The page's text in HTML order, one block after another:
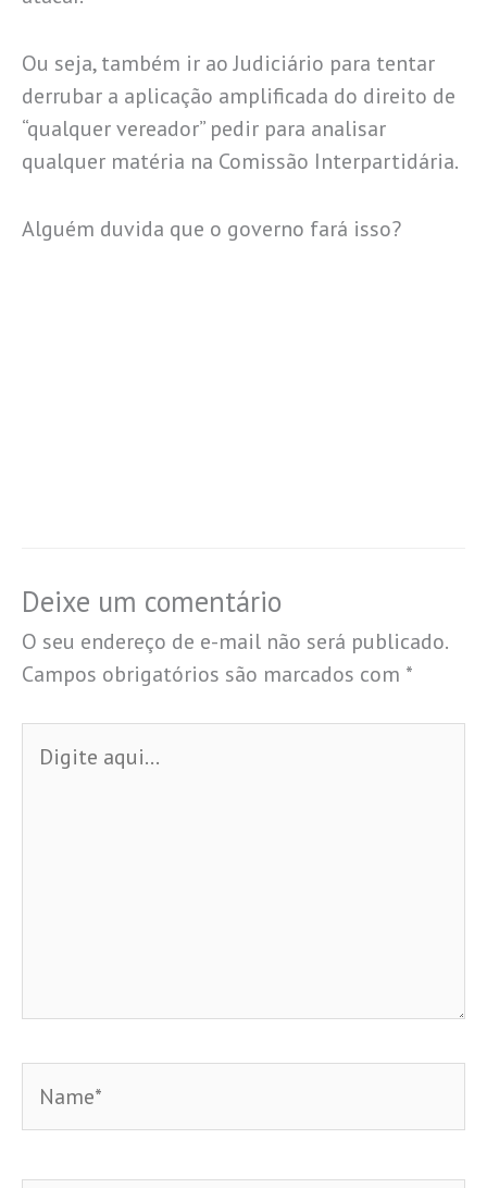
Ou seja, também ir ao Judiciário para tentar
derrubar a aplicação amplificada do direito de
“qualquer vereador” pedir para analisar
qualquer matéria na Comissão Interpartidária.
Alguém duvida que o governo fará isso?
Deixe um comentário
O seu endereço de e-mail não será publicado.
Campos obrigatórios são marcados com *
aqui...